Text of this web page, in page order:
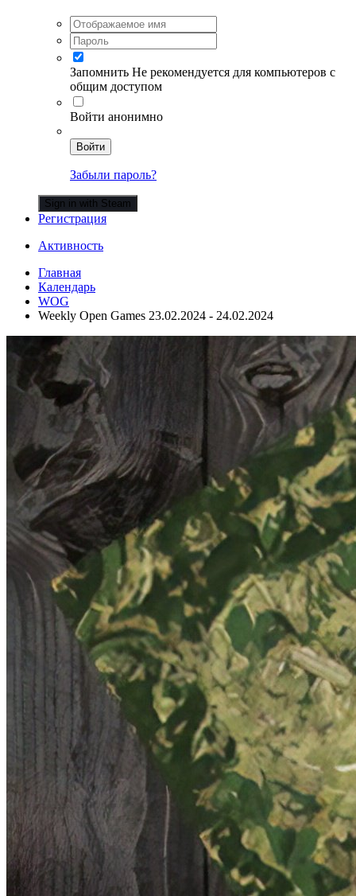
Запомнить Не рекомендуется для компьютеров с
общим доступом
Войти анонимно
Войти
Забыли пароль?
Sign in with Steam
Регистрация
Активность
Главная
Календарь
WOG
Weekly Open Games 23.02.2024 - 24.02.2024